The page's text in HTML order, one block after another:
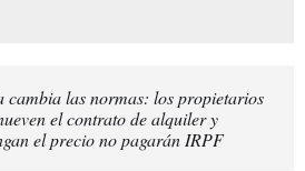
cambia las normas: los propietarios
el contrato de alquiler y
el precio no pagarán IRPF